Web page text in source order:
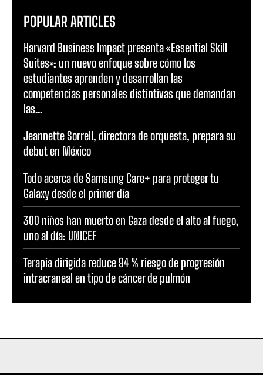
POPULAR ARTICLES
Harvard Business Impact presenta «Essential Skill
Suites»: un nuevo enfoque sobre cómo los
estudiantes aprenden y desarrollan las
competencias personales distintivas que demandan
las...
Jeannette Sorrell, directora de orquesta, prepara su
debut en México
Todo acerca de Samsung Care+ para proteger tu
Galaxy desde el primer día
300 niños han muerto en Gaza desde el alto al fuego,
uno al día: UNICEF
Terapia dirigida reduce 94 % riesgo de progresión
intracraneal en tipo de cáncer de pulmón